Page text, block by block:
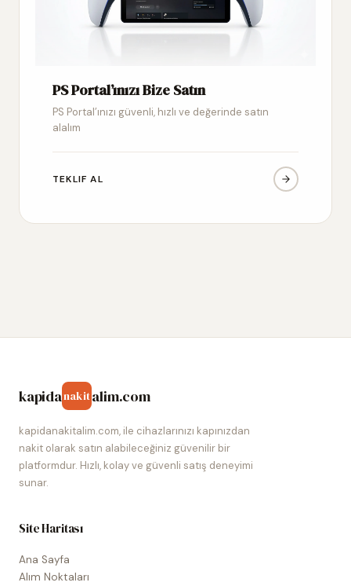
PS Portal’ınızı Bize Satın
PS Portal’ınızı güvenli, hızlı ve değerinde satın
alalım
TEKLIF AL
kapidanakitalim.com
kapidanakitalim.com, ile cihazlarınızı kapınızdan
nakit olarak satın alabileceğiniz güvenilir bir
platformdur. Hızlı, kolay ve güvenli satış deneyimi
sunar.
Site Haritası
Ana Sayfa
Alım Noktaları